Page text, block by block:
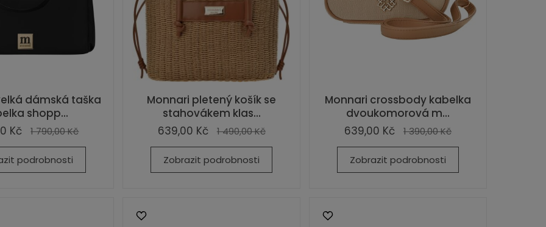
dámská taška
shopp...
Kč
1 790,00 Kč
podrobnosti
Monnari pletený košík se
stahovákem klas...
639,00 Kč
1 490,00 Kč
Zobrazit podrobnosti
Monnari crossbody kabelka
dvoukomorová m...
639,00 Kč
1 390,00 Kč
Zobrazit podrobnosti